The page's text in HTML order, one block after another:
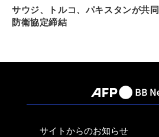
サウジ、トルコ、パキスタンが共同
防衛協定締結
サイトからのお知らせ